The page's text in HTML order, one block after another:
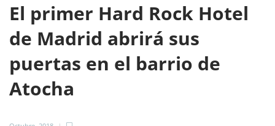
El primer Hard Rock Hotel
de Madrid abrirá sus
puertas en el barrio de
Atocha